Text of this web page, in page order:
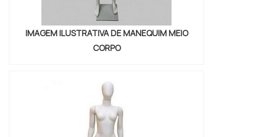
IMAGEM ILUSTRATIVA DE MANEQUIM MEIO
CORPO